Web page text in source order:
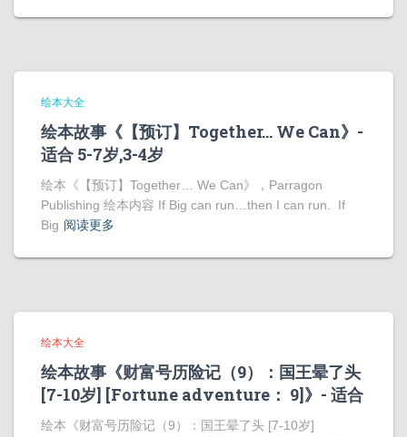
绘本大全
绘本故事《【预订】Together… We Can》-
适合 5-7岁,3-4岁
绘本《【预订】Together… We Can》，Parragon
Publishing 绘本内容 If Big can run…then I can run. If
Big 阅读更多
绘本大全
绘本故事《财富号历险记（9）：国王晕了头
[7-10岁] [Fortune adventure： 9]》- 适合
绘本《财富号历险记（9）：国王晕了头 [7-10岁]